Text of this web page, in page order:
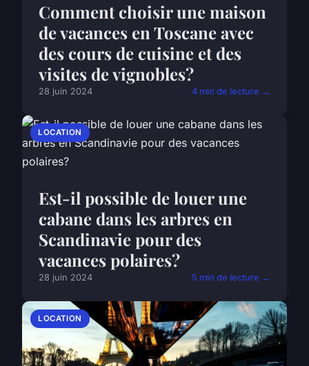
Comment choisir une maison
de vacances en Toscane avec
des cours de cuisine et des
visites de vignobles?
28 juin 2024 4 min de lecture →
LOCATION
Est-il possible de louer une
cabane dans les arbres en
Scandinavie pour des
vacances polaires?
28 juin 2024 5 min de lecture →
LOCATION